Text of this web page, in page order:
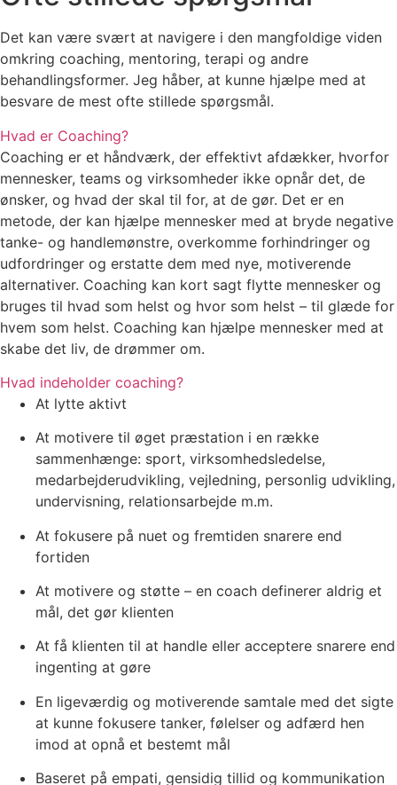
Det kan være svært at navigere i den mangfoldige viden
omkring coaching, mentoring, terapi og andre
behandlingsformer. Jeg håber, at kunne hjælpe med at
besvare de mest ofte stillede spørgsmål.
Hvad er Coaching?
Coaching er et håndværk, der effektivt afdækker, hvorfor
mennesker, teams og virksomheder ikke opnår det, de
ønsker, og hvad der skal til for, at de gør. Det er en
metode, der kan hjælpe mennesker med at bryde negative
tanke- og handlemønstre, overkomme forhindringer og
udfordringer og erstatte dem med nye, motiverende
alternativer. Coaching kan kort sagt flytte mennesker og
bruges til hvad som helst og hvor som helst – til glæde for
hvem som helst. Coaching kan hjælpe mennesker med at
skabe det liv, de drømmer om.
Hvad indeholder coaching?
At lytte aktivt
At motivere til øget præstation i en række
sammenhænge: sport, virksomhedsledelse,
medarbejderudvikling, vejledning, personlig udvikling,
undervisning, relationsarbejde m.m.
At fokusere på nuet og fremtiden snarere end
fortiden
At motivere og støtte – en coach definerer aldrig et
mål, det gør klienten
At få klienten til at handle eller acceptere snarere end
ingenting at gøre
En ligeværdig og motiverende samtale med det sigte
at kunne fokusere tanker, følelser og adfærd hen
imod at opnå et bestemt mål
Baseret på empati, gensidig tillid og kommunikation